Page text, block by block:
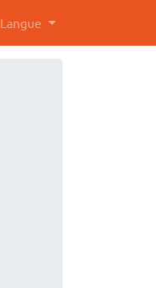
Langue